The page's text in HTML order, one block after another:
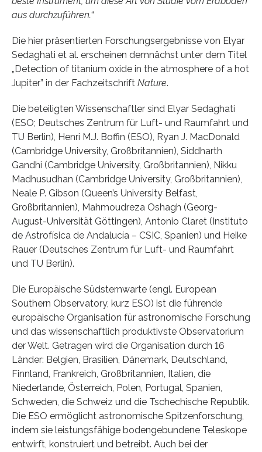
aus durchzuführen.“
Die hier präsentierten Forschungsergebnisse von Elyar
Sedaghati et al. erscheinen demnächst unter dem Titel
„Detection of titanium oxide in the atmosphere of a hot
Jupiter” in der Fachzeitschrift Nature.
Die beteiligten Wissenschaftler sind Elyar Sedaghati
(ESO; Deutsches Zentrum für Luft- und Raumfahrt und
TU Berlin), Henri M.J. Boffin (ESO), Ryan J. MacDonald
(Cambridge University, Großbritannien), Siddharth
Gandhi (Cambridge University, Großbritannien), Nikku
Madhusudhan (Cambridge University, Großbritannien),
Neale P. Gibson (Queen’s University Belfast,
Großbritannien), Mahmoudreza Oshagh (Georg-
August-Universität Göttingen), Antonio Claret (Instituto
de Astrofísica de Andalucía – CSIC, Spanien) und Heike
Rauer (Deutsches Zentrum für Luft- und Raumfahrt
und TU Berlin).
Die Europäische Südsternwarte (engl. European
Southern Observatory, kurz ESO) ist die führende
europäische Organisation für astronomische Forschung
und das wissenschaftlich produktivste Observatorium
der Welt. Getragen wird die Organisation durch 16
Länder: Belgien, Brasilien, Dänemark, Deutschland,
Finnland, Frankreich, Großbritannien, Italien, die
Niederlande, Österreich, Polen, Portugal, Spanien,
Schweden, die Schweiz und die Tschechische Republik.
Die ESO ermöglicht astronomische Spitzenforschung,
indem sie leistungsfähige bodengebundene Teleskope
entwirft, konstruiert und betreibt. Auch bei der